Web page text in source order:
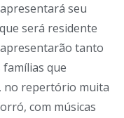
seu
será residente
tanto
que
no repertório muita
com músicas